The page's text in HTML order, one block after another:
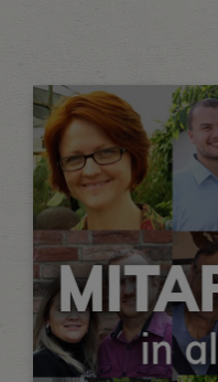
Die
weltweit